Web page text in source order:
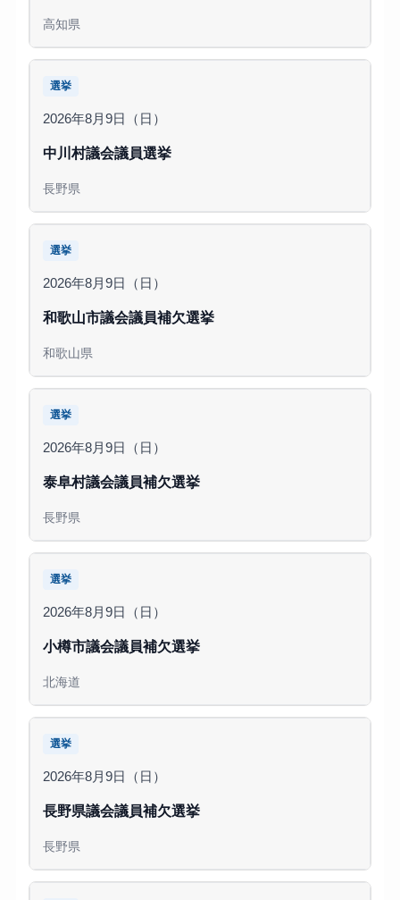
高知県
選挙
2026年8月9日（日）
中川村議会議員選挙
長野県
選挙
2026年8月9日（日）
和歌山市議会議員補欠選挙
和歌山県
選挙
2026年8月9日（日）
泰阜村議会議員補欠選挙
長野県
選挙
2026年8月9日（日）
小樽市議会議員補欠選挙
北海道
選挙
2026年8月9日（日）
長野県議会議員補欠選挙
長野県